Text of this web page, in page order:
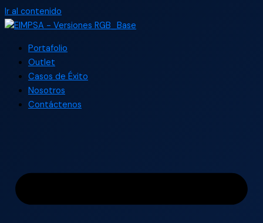
Ir al contenido
Portafolio
Outlet
Casos de Éxito
Nosotros
Contáctenos